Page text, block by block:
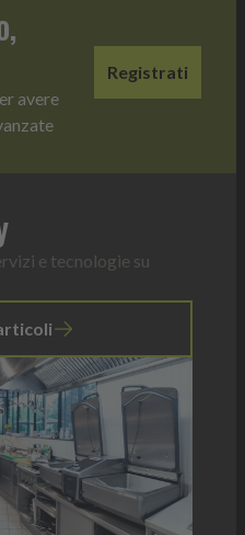
avere
Registrati
e tecnologie su